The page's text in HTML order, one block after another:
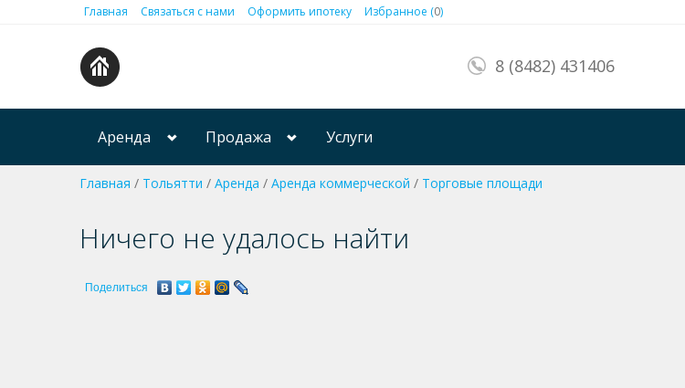
Главная Связаться с нами Оформить ипотеку Избранное (0)
8 (8482) 431406
Аренда Продажа Услуги
Главная / Тольятти / Аренда / Аренда коммерческой / Торговые площади
Ничего не удалось найти
Поделиться